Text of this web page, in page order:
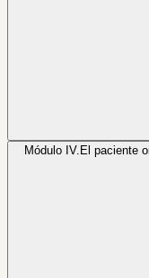
Módulo IV. El paciente